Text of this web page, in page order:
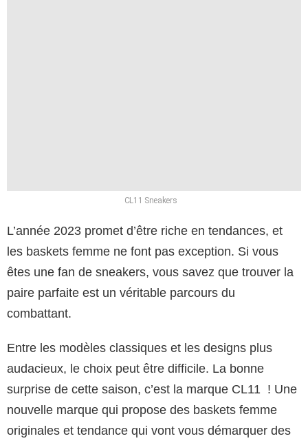
CL11 Sneakers
L’année 2023 promet d’être riche en tendances, et
les baskets femme ne font pas exception. Si vous
êtes une fan de sneakers, vous savez que trouver la
paire parfaite est un véritable parcours du
combattant.
Entre les modèles classiques et les designs plus
audacieux, le choix peut être difficile. La bonne
surprise de cette saison, c’est la marque CL11 ! Une
nouvelle marque qui propose des baskets femme
originales et tendance qui vont vous démarquer des